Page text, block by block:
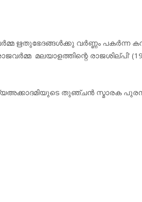
ഋതുഭേദങ്ങള്‍ക്കു വര്‍ണ്ണം പകര്‍ന്ന
മലയാളത്തിന്റെ രാജശില്പി'
തുഞ്ചന്‍ സ്മാരക